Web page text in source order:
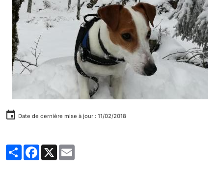
Date de dernière mise à jour : 11/02/2018
PartagerFacebook
X